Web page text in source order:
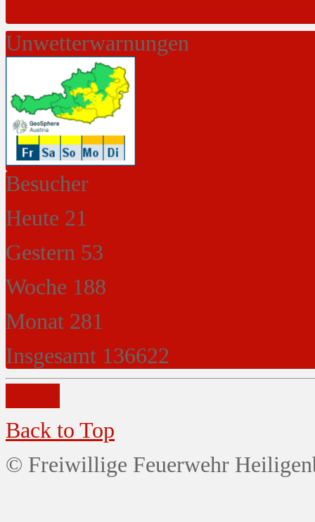
Unwetterwarnungen
Besucher
Heute 21
Gestern 53
Woche 188
Monat 281
Insgesamt 136622
Back to Top
© Freiwillige Feuerwehr